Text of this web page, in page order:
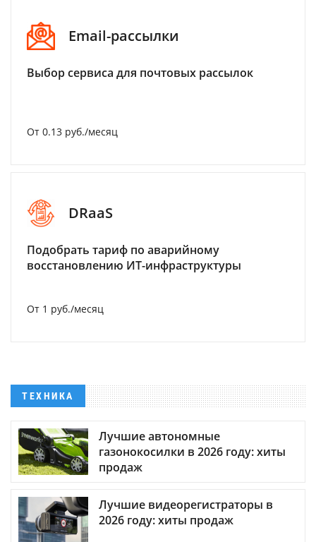
Email-рассылки
Выбор сервиса для почтовых рассылок
От 0.13 руб./месяц
DRaaS
Подобрать тариф по аварийному
восстановлению ИТ-инфраструктуры
От 1 руб./месяц
ТЕХНИКА
Лучшие автономные
газонокосилки в 2026 году: хиты
продаж
Лучшие видеорегистраторы в
2026 году: хиты продаж